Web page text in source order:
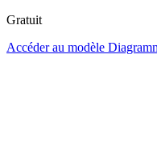
Gratuit
Accéder au modèle